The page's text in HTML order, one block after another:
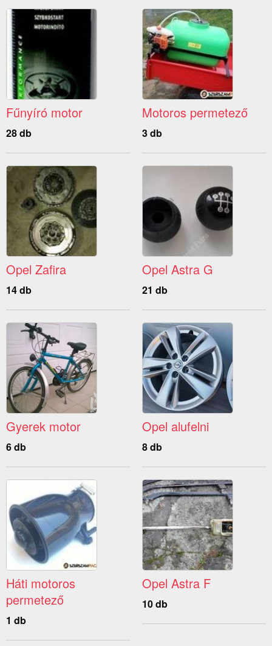
Fűnyíró motor
28 db
Motoros permetező
3 db
Opel Zafira
14 db
Opel Astra G
21 db
Gyerek motor
6 db
Opel alufelni
8 db
Háti motoros
permetező
1 db
Opel Astra F
10 db